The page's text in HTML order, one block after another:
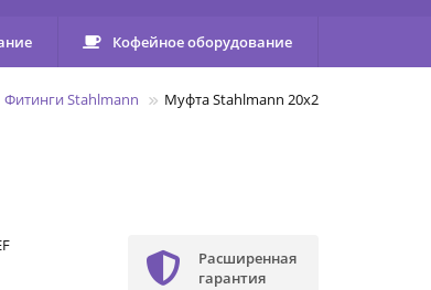
Кофейное оборудование
Фитинги Stahlmann Муфта Stahlmann 20х20 EF
Расширенная
гарантия